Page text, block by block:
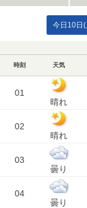
今日10日(
時刻 天気
01
晴れ
02
晴れ
03
曇り
04
曇り